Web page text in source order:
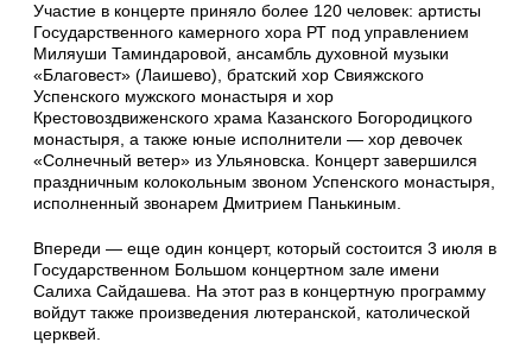
Участие в концерте приняло более 120 человек: артисты
Государственного камерного хора РТ под управлением
Миляуши Таминдаровой, ансамбль духовной музыки
«Благовест» (Лаишево), братский хор Свияжского
Успенского мужского монастыря и хор
Крестовоздвиженского храма Казанского Богородицкого
монастыря, а также юные исполнители — хор девочек
«Солнечный ветер» из Ульяновска. Концерт завершился
праздничным колокольным звоном Успенского монастыря,
исполненный звонарем Дмитрием Панькиным.
Впереди — еще один концерт, который состоится 3 июля в
Государственном Большом концертном зале имени
Салиха Сайдашева. На этот раз в концертную программу
войдут также произведения лютеранской, католической
церквей.